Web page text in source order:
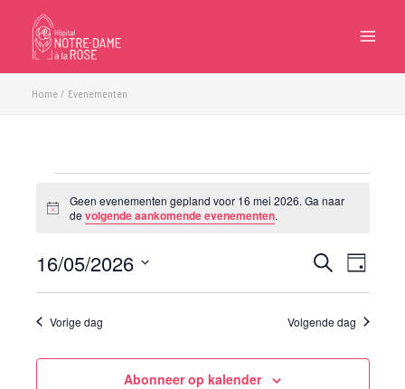
inhoud
Home Evenementen
2026
Bericht
Geen evenementen gepland voor 16 mei 2026. Ga naar
de volgende aankomende evenementen.
Evenementen
weergeven
Zoeken
Dag
16/05/2026
datum.
Vorige dag Volgende dag
Abonneer op kalender